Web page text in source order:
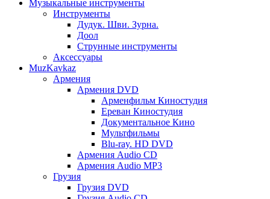
Музыкальные инструменты
Инструменты
Дудук. Шви. Зурна.
Доол
Струнные инструменты
Аксессуары
MuzKavkaz
Армения
Армения DVD
Арменфильм Киностудия
Ереван Киностудия
Документальное Кино
Мультфильмы
Blu-ray. HD DVD
Армения Audio CD
Армения Audio MP3
Грузия
Грузия DVD